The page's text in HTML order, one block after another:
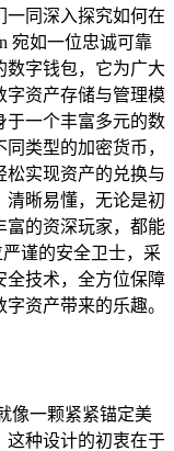
一同深入探究如何在
宛如一位忠诚可靠
数字钱包，它为广大
字资产存储与管理模
于一个丰富多元的数
类型的加密货币，
松实现资产的兑换与
清晰易懂，无论是初
富的资深玩家，都能
谨的安全卫士，采
全技术，全方位保障
资产带来的乐趣。
像一颗紧紧锚定美
这种设计的初衷在于